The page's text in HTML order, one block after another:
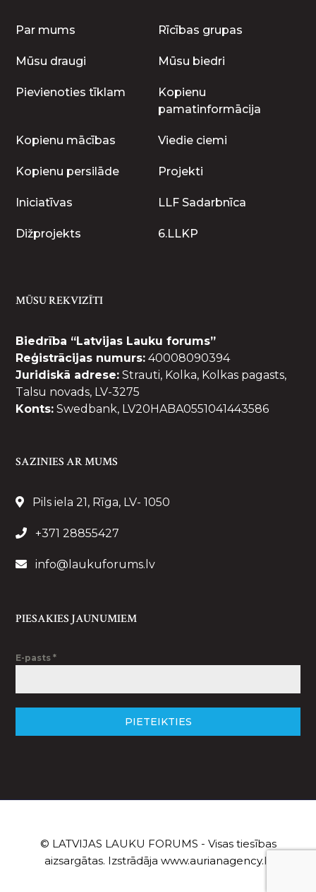
Par mums Rīcības grupas
Mūsu draugi Mūsu biedri
Pievienoties tīklam
Kopienu
pamatinformācija
Kopienu mācības Viedie ciemi
Kopienu persilāde Projekti
Iniciatīvas LLF Sadarbnīca
Dižprojekts 6.LLKP
MŪSU REKVIZĪTI
Biedrība “Latvijas Lauku forums”
Reģistrācijas numurs: 40008090394
Juridiskā adrese: Strauti, Kolka, Kolkas pagasts,
Talsu novads, LV-3275
Konts: Swedbank, LV20HABA0551041443586
SAZINIES AR MUMS
Pils iela 21, Rīga, LV- 1050
+371 28855427
info@laukuforums.lv
PIESAKIES JAUNUMIEM
E-pasts*
PIETEIKTIES
© LATVIJAS LAUKU FORUMS - Visas tiesības
aizsargātas. Izstrādāja www.aurianagency.lv